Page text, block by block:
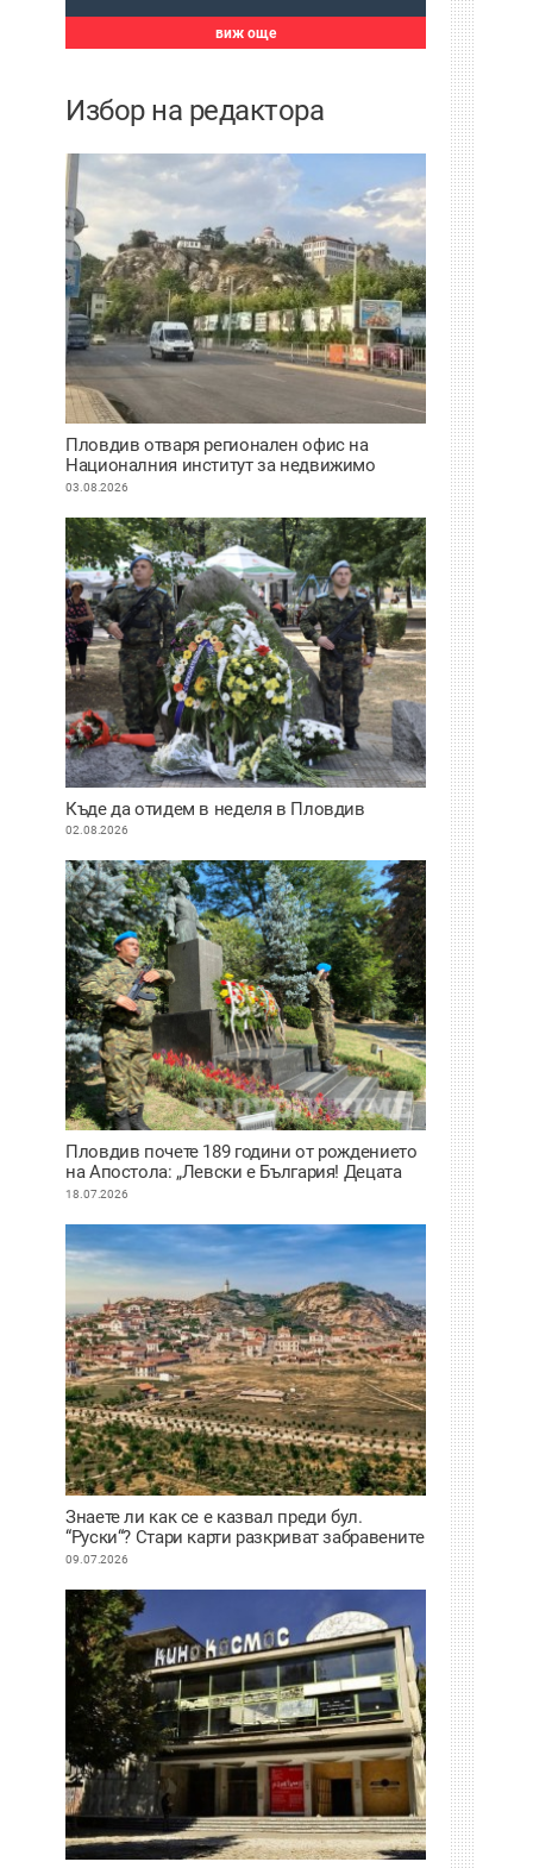
виж още
Избор на редактора
Пловдив отваря регионален офис на
Националния институт за недвижимо
културно наследство
03.08.2026
Къде да отидем в неделя в Пловдив
02.08.2026
Пловдив почете 189 години от рождението
на Апостола: „Левски е България! Децата
нямат нужда от измислени герои, имат
18.07.2026
Знаете ли как се е казвал преди бул.
“Руски“? Стари карти разкриват забравените
имена на улиците в Пловдив
09.07.2026